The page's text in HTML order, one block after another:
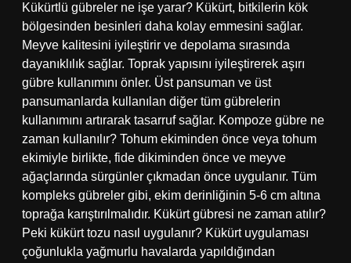
Kükürtlü gübreler ne işe yarar? Kükürt, bitkilerin kök
bölgesinden besinleri daha kolay emmesini sağlar.
Meyve kalitesini iyileştirir ve depolama sırasında
dayanıklılık sağlar. Toprak yapısını iyileştirerek aşırı
gübre kullanımını önler. Üst pansuman ve üst
pansumanlarda kullanılan diğer tüm gübrelerin
kullanımını artırarak tasarruf sağlar. Kompoze gübre ne
zaman kullanılır? Tohum ekiminden önce veya tohum
ekimiyle birlikte, fide dikiminden önce ve meyve
ağaçlarında sürgünler çıkmadan önce uygulanır. Tüm
kompleks gübreler gibi, ekim derinliğinin 5-6 cm altına
toprağa karıştırılmalıdır. Kükürt gübresi ne zaman atılır?
Peki kükürt tozu nasıl uygulanır? Kükürt uygulaması
çoğunlukla yağmurlu havalarda yapıldığından